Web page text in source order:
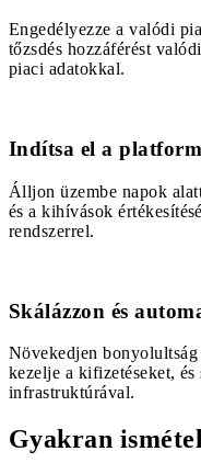
Engedélyezze a valódi
tőzsdés hozzáférést
piaci adatokkal.
Indítsa el a
Álljon üzembe napok
és a kihívások
rendszerrel.
Skálázzon és
Növekedjen
kezelje a kifizetéseket,
infrastruktúrával.
Gyakran